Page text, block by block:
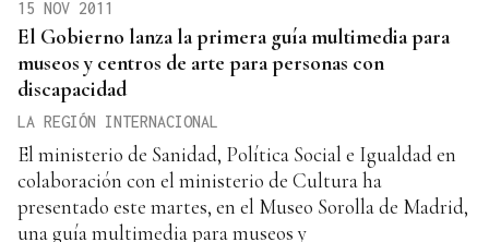
15 NOV 2011
El Gobierno lanza la primera guía multimedia para
museos y centros de arte para personas con
discapacidad
LA REGIÓN INTERNACIONAL
El ministerio de Sanidad, Política Social e Igualdad en
colaboración con el ministerio de Cultura ha
presentado este martes, en el Museo Sorolla de Madrid,
una guía multimedia para museos y